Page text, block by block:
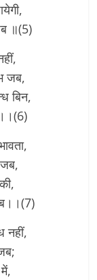
॥(5)
जब,
बिन,
जब,
नहीं,